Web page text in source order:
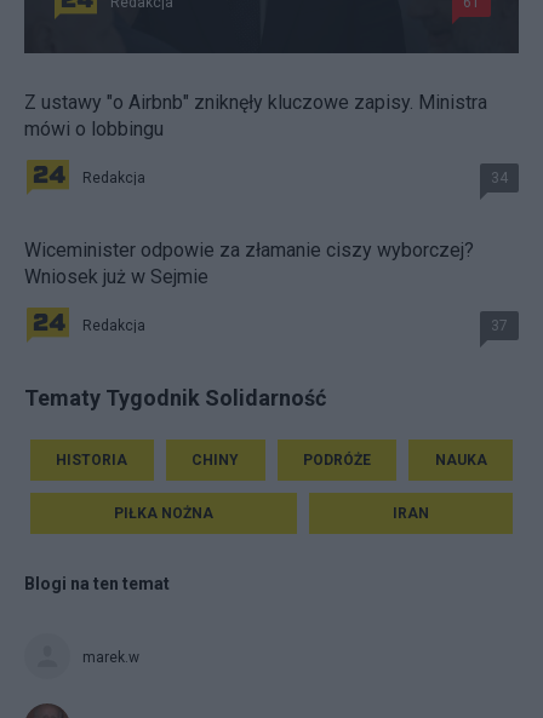
Z ustawy "o Airbnb" zniknęły kluczowe zapisy. Ministra
mówi o lobbingu
Redakcja 34
Wiceminister odpowie za złamanie ciszy wyborczej?
Wniosek już w Sejmie
Redakcja 37
Tematy Tygodnik Solidarność
HISTORIA CHINY PODRÓŻE NAUKA
PIŁKA NOŻNA IRAN
Blogi na ten temat
marek.w